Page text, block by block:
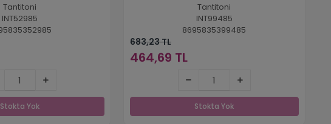
Tantitoni
INT52985
Stokta Yok
Tantitoni
INT99485
8695835399485
683,23 TL
464,69 TL
Stokta Yok